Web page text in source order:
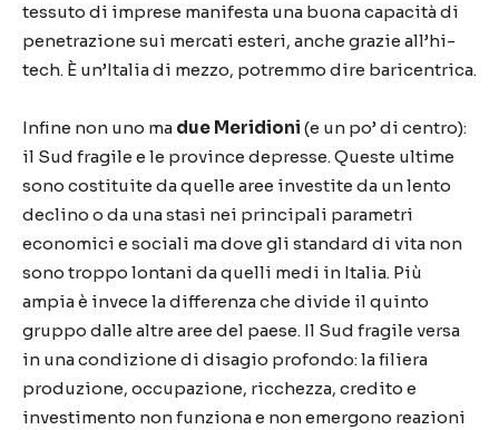
tessuto di imprese manifesta una buona capacità di
penetrazione sui mercati esteri, anche grazie all’hi-
tech. È un’Italia di mezzo, potremmo dire baricentrica.
Infine non uno ma due Meridioni (e un po’ di centro):
il Sud fragile e le province depresse. Queste ultime
sono costituite da quelle aree investite da un lento
declino o da una stasi nei principali parametri
economici e sociali ma dove gli standard di vita non
sono troppo lontani da quelli medi in Italia. Più
ampia è invece la differenza che divide il quinto
gruppo dalle altre aree del paese. Il Sud fragile versa
in una condizione di disagio profondo: la filiera
produzione, occupazione, ricchezza, credito e
investimento non funziona e non emergono reazioni